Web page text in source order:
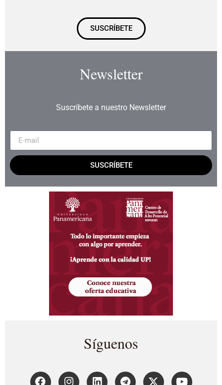
SUSCRÍBETE
Newsletter
Suscríbete a nuestro Newsletter
SUSCRÍBETE
Síguenos